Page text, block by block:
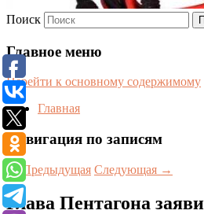
Поиск
Главное меню
Перейти к основному содержимому
Главная
Навигация по записям
←Предыдущая Следующая →
Глава Пентагона